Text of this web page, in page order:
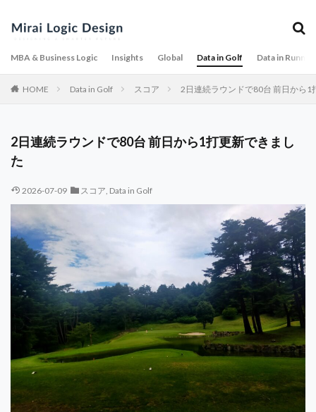
MBA & Business Logic Insights Global Data in Golf Data in
HOME Data in Golf スコア 2日連続ラウンドで80台 前日から1
2日連続ラウンドで80台 前日から1打更新できまし
た
2026-07-09 スコア, Data in Golf